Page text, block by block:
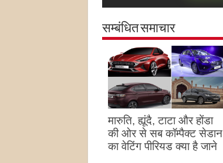
सम्बंधित समाचार
मारुति, ह्यूंदै, टाटा और होंडा
की ओर से सब कॉम्पैक्ट सेडान
का वेटिंग पीरियड क्या है जाने